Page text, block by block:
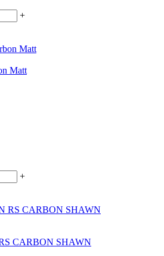
+
Matt
+
CARBON SHAWN